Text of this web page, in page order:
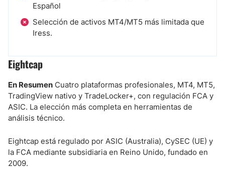
Español
Selección de activos MT4/MT5 más limitada que
Iress.
Eightcap
En Resumen Cuatro plataformas profesionales, MT4, MT5,
TradingView nativo y TradeLocker+, con regulación FCA y
ASIC. La elección más completa en herramientas de
análisis técnico.
Eightcap está regulado por ASIC (Australia), CySEC (UE) y
la FCA mediante subsidiaria en Reino Unido, fundado en
2009.